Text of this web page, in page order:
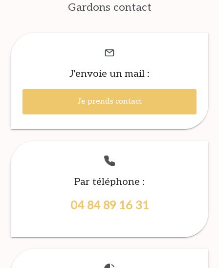
Gardons contact
J'envoie un mail :
Je prends contact
Par téléphone :
04 84 89 16 31